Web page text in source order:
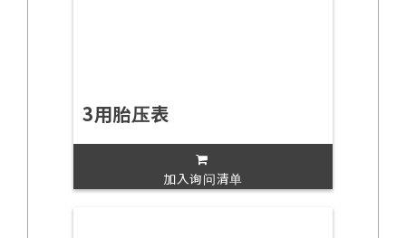
3用胎压表
加入询问清单